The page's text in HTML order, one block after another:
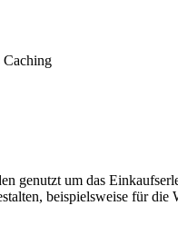
Caching
genutzt um das
beispielsweise für die